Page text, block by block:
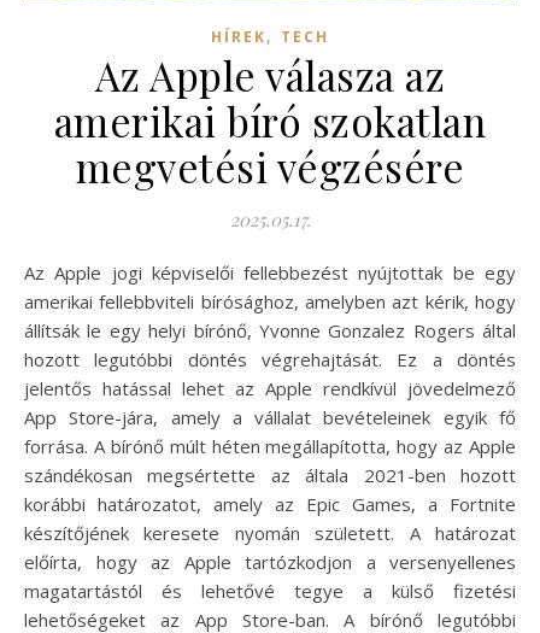
HÍREK, TECH
Az Apple válasza az
amerikai bíró szokatlan
megvetési végzésére
2025.05.17.
Az Apple jogi képviselői fellebbezést nyújtottak be egy
amerikai fellebbviteli bírósághoz, amelyben azt kérik, hogy
állítsák le egy helyi bírónő, Yvonne Gonzalez Rogers által
hozott legutóbbi döntés végrehajtását. Ez a döntés
jelentős hatással lehet az Apple rendkívül jövedelmező
App Store-jára, amely a vállalat bevételeinek egyik fő
forrása. A bírónő múlt héten megállapította, hogy az Apple
szándékosan megsértette az általa 2021-ben hozott
korábbi határozatot, amely az Epic Games, a Fortnite
készítőjének keresete nyomán született. A határozat
előírta, hogy az Apple tartózkodjon a versenyellenes
magatartástól és lehetővé tegye a külső fizetési
lehetőségeket az App Store-ban. A bírónő legutóbbi